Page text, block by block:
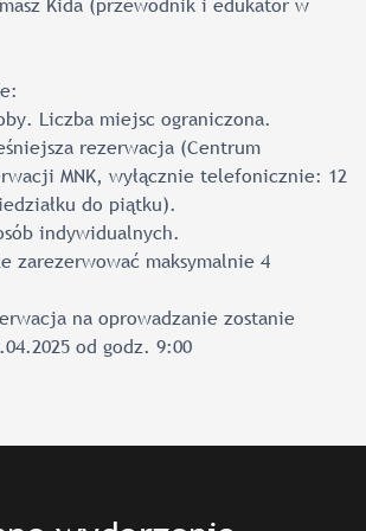
Liczba miejsc ograniczona.
rezerwacja (Centrum
MNK, wyłącznie telefonicznie: 12
do piątku).
indywidualnych.
zarezerwować maksymalnie 4
na oprowadzanie zostanie
od godz. 9:00